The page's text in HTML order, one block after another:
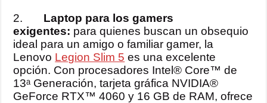
2. Laptop para los gamers
exigentes: para quienes buscan un obsequio
ideal para un amigo o familiar gamer, la
Lenovo Legion Slim 5 es una excelente
opción. Con procesadores Intel® Core™ de
13ᵃ Generación, tarjeta gráfica NVIDIA®
GeForce RTX™ 4060 y 16 GB de RAM, ofrece